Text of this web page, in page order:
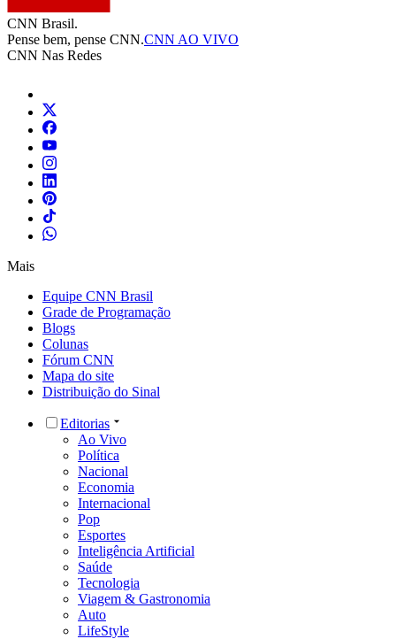
CNN Brasil.
Pense bem, pense CNN.CNN AO VIVO
CNN Nas Redes
Mais
Equipe CNN Brasil
Grade de Programação
Blogs
Colunas
Fórum CNN
Mapa do site
Distribuição do Sinal
Editorias
Ao Vivo
Política
Nacional
Economia
Internacional
Pop
Esportes
Inteligência Artificial
Saúde
Tecnologia
Viagem & Gastronomia
Auto
LifeStyle